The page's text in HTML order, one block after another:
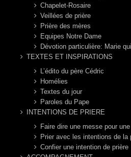
Chapelet-Rosaire
Veillées de prière
Prière des mères
Equipes Notre Dame
Dévotion particulière: Marie
TEXTES ET INSPIRATIONS
L’édito du père Cédric
Homélies
Textes du jour
Paroles du Pape
INTENTIONS DE PRIERE
Faire dire une messe pour
Prier avec les intentions de la
Confier une intention de prière